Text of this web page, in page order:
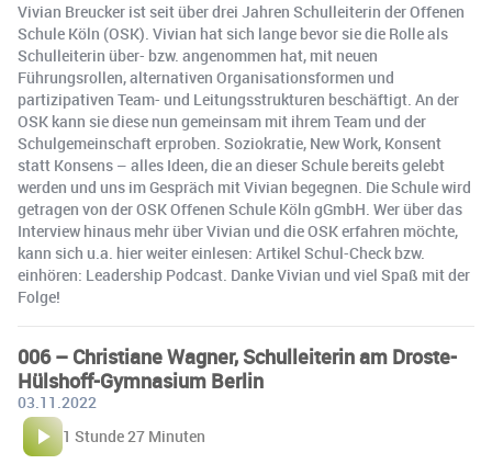
Vivian Breucker ist seit über drei Jahren Schulleiterin der Offenen
Schule Köln (OSK). Vivian hat sich lange bevor sie die Rolle als
Schulleiterin über- bzw. angenommen hat, mit neuen
Führungsrollen, alternativen Organisationsformen und
partizipativen Team- und Leitungsstrukturen beschäftigt. An der
OSK kann sie diese nun gemeinsam mit ihrem Team und der
Schulgemeinschaft erproben. Soziokratie, New Work, Konsent
statt Konsens – alles Ideen, die an dieser Schule bereits gelebt
werden und uns im Gespräch mit Vivian begegnen. Die Schule wird
getragen von der OSK Offenen Schule Köln gGmbH. Wer über das
Interview hinaus mehr über Vivian und die OSK erfahren möchte,
kann sich u.a. hier weiter einlesen: Artikel Schul-Check bzw.
einhören: Leadership Podcast. Danke Vivian und viel Spaß mit der
Folge!
006 – Christiane Wagner, Schulleiterin am Droste-
Hülshoff-Gymnasium Berlin
03.11.2022
1 Stunde 27 Minuten